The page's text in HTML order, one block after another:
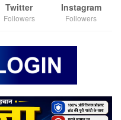
Twitter
Followers
Instagram
Followers